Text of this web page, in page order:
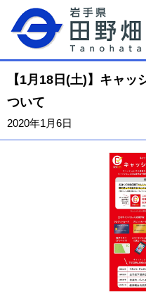
【1月18日(土)】キャ
ついて
2020年1月6日